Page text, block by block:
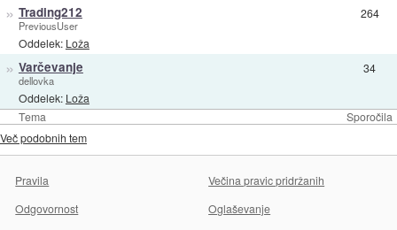
Tema Sporočila
» Trading212
PreviousUser
Oddelek: Loža
264
» Varčevanje
dellovka
Oddelek: Loža
34
Več podobnih tem
Pravila
Večina pravic pridržanih
Odgovornost
Oglaševanje